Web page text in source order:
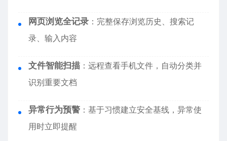
网页浏览全记录 ：完整保存浏览历史、搜索记
录、输入内容
文件智能扫描 ：远程查看手机文件，自动分类并
识别重要文档
异常行为预警 ：基于习惯建立安全基线，异常使
用时立即提醒